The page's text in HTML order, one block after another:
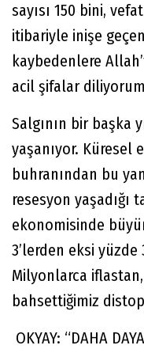
sayısı 150 bini,
itibariyle inişe
kaybedenlere
acil şifalar
Salgının bir başka
yaşanıyor. Küresel
buhranından bu
resesyon yaşadığı
ekonomisinde
3’lerden eksi
Milyonlarca
bahsettiğimiz
OKYAY: “DAHA